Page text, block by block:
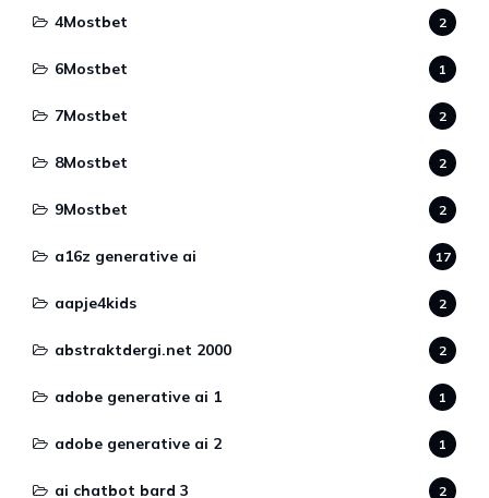
4Mostbet 2
6Mostbet 1
7Mostbet 2
8Mostbet 2
9Mostbet 2
a16z generative ai 17
aapje4kids 2
abstraktdergi.net 2000 2
adobe generative ai 1 1
adobe generative ai 2 1
ai chatbot bard 3 2